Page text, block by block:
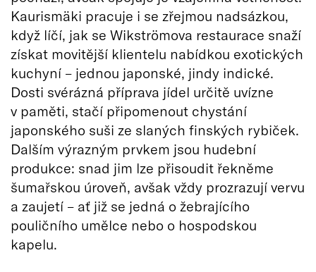
Kaurismäki pracuje i se zřejmou nadsázkou,
když líčí, jak se Wikströmova restaurace snaží
získat movitější klientelu nabídkou exotických
kuchyní – jednou japonské, jindy indické.
Dosti svérázná příprava jídel určitě uvízne
v paměti, stačí připomenout chystání
japonského suši ze slaných finských rybiček.
Dalším výrazným prvkem jsou hudební
produkce: snad jim lze přisoudit řekněme
šumařskou úroveň, avšak vždy prozrazují vervu
a zaujetí – ať již se jedná o žebrajícího
pouličního umělce nebo o hospodskou
kapelu.